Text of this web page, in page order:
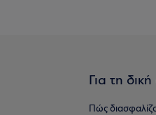
Για τη
Πώς